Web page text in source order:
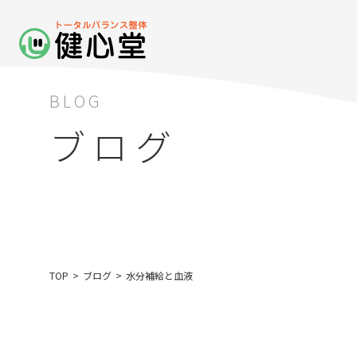
BLOG
ブログ
TOP > ブログ > 水分補給と血液